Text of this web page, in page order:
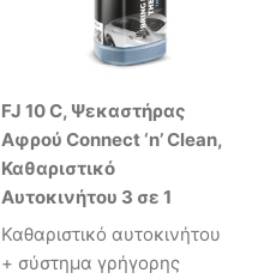
FJ 10 C, Ψεκαστήρας
Αφρού Connect ‘n’ Clean,
Καθαριστικό
Αυτοκινήτου 3 σε 1
Καθαριστικό αυτοκινήτου
+ σύστημα γρήγορης